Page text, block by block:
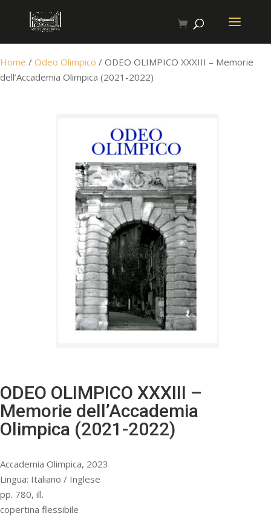
Home / Odeo Olimpico / ODEO OLIMPICO XXXIII – Memorie
dell’Accademia Olimpica (2021-2022)
ODEO OLIMPICO XXXIII –
Memorie dell’Accademia
Olimpica (2021-2022)
Accademia Olimpica, 2023
Lingua: Italiano / Inglese
pp. 780, ill.
copertina flessibile